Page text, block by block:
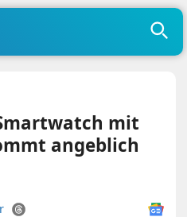
mit
angeblich